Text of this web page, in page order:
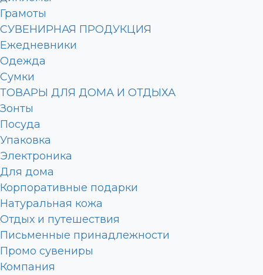
Грамоты
СУВЕНИРНАЯ ПРОДУКЦИЯ
Ежедневники
Одежда
Сумки
ТОВАРЫ ДЛЯ ДОМА И ОТДЫХА
Зонты
Посуда
Упаковка
Электроника
Для дома
Корпоративные подарки
Натуральная кожа
Отдых и путешествия
Письменные принадлежности
Промо сувениры
Компания